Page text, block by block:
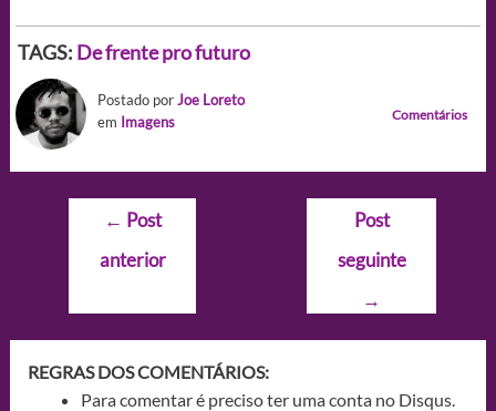
TAGS: De frente pro futuro
Postado porJoe Loreto
em Imagens Comentários
Navegação
Post
← Post
anterior
Post
seguinte
→
REGRAS DOS COMENTÁRIOS:
Para comentar é preciso ter uma conta no Disqus.